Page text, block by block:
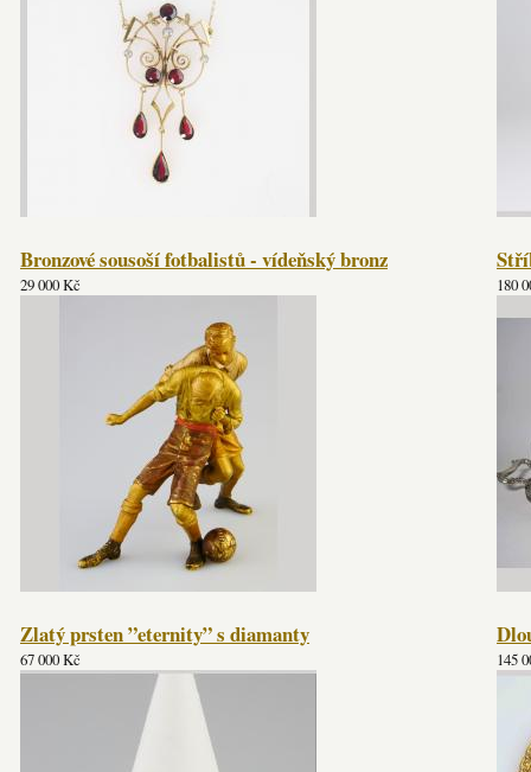
Bronzové sousoší fotbalistů - vídeňský bronz
29 000 Kč 180
Zlatý prsten ”eternity” s diamanty
67 000 Kč 145